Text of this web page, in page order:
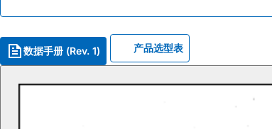
数据手册 (Rev. 1) 产品选型表